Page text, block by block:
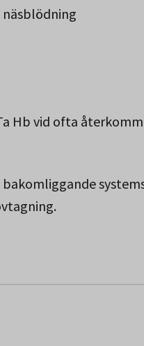
näsblödning
Hb vid ofta